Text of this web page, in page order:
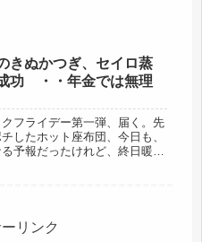
きぬかつぎ、セイロ蒸
功 ・・年金では無理
フライデー第一弾、届く。先
したホット座布団、今日も、
予報だったけれど、終日暖か
リンク